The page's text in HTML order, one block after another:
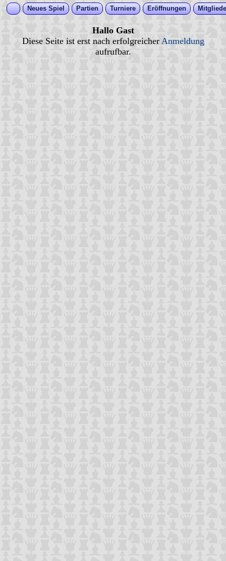
Neues Spiel Partien Turniere Eröffnungen
Hallo Gast
Diese Seite ist erst nach erfolgreicher Anmeldung
aufrufbar.